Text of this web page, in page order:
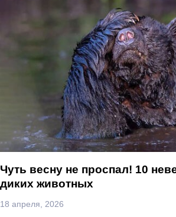
Чуть весну не проспал! 10
диких животных
18 апреля, 2026